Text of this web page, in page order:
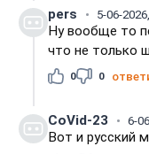
pers 5-06-
Ну вообще то
что не только
0 0
CoVid-23 6-
Вот и русский